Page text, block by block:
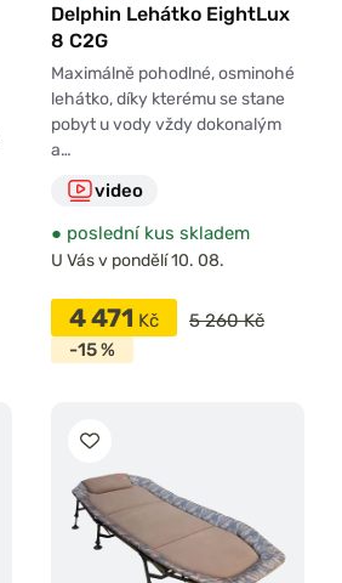
Delphin Lehátko EightLux
8 C2G
Maximálně pohodlné, osminohé
lehátko, díky kterému se stane
pobyt u vody vždy dokonalým
a…
video
● poslední kus skladem
U Vás v pondělí 10. 08.
4 471 Kč
5 260 Kč
-15 %